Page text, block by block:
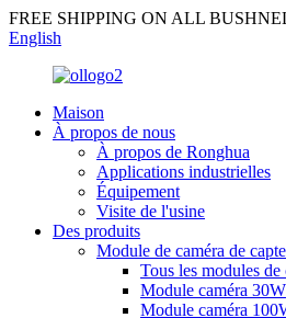
FREE SHIPPING ON ALL
English
Maison
À propos de nous
À propos de Ronghua
Applications industrielles
Équipement
Visite de l'usine
Des produits
Module de caméra de
Tous les modules de
Module caméra 30W
Module caméra